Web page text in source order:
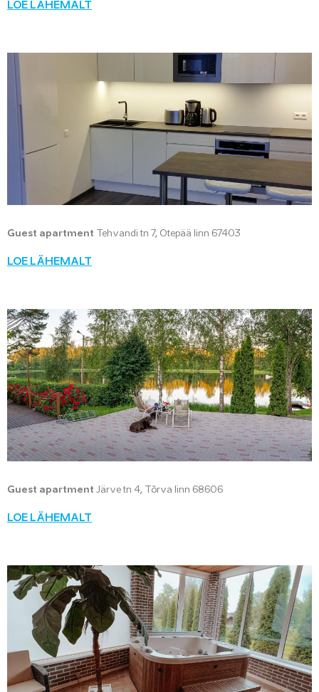
LOE LÄHEMALT
Guest apartment Tehvandi tn 7, Otepää linn 67403
LOE LÄHEMALT
Guest apartment Järve tn 4, Tõrva linn 68606
LOE LÄHEMALT